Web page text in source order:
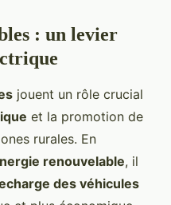
: un levier
jouent un rôle crucial
et la promotion de
rurales. En
renouvelable, il
des véhicules